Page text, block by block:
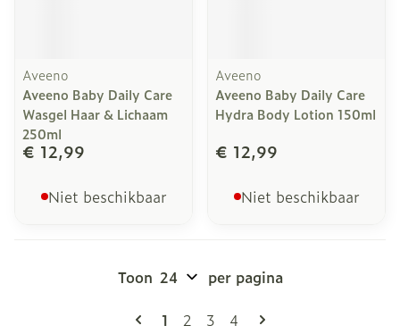
Aveeno
Aveeno Baby Daily Care
Wasgel Haar & Lichaam
250ml
€ 12,99
Niet beschikbaar
Aveeno
Aveeno Baby Daily Care
Hydra Body Lotion 150ml
€ 12,99
Niet beschikbaar
Pagina's
U lees momenteel pagina
1 Pagina
2 Pagina
3 Pagina
4
Toon per pagina